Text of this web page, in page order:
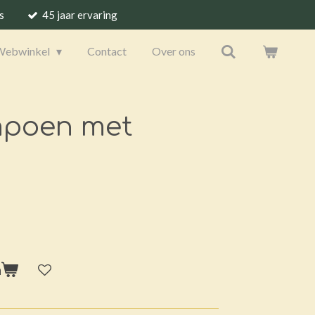
45 jaar ervaring
Contact Over ons
met